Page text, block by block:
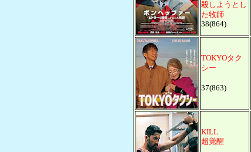
殺しようとし
た牧師
38(864)
TOKYOタク
シー
37(863)
KILL
超覚醒